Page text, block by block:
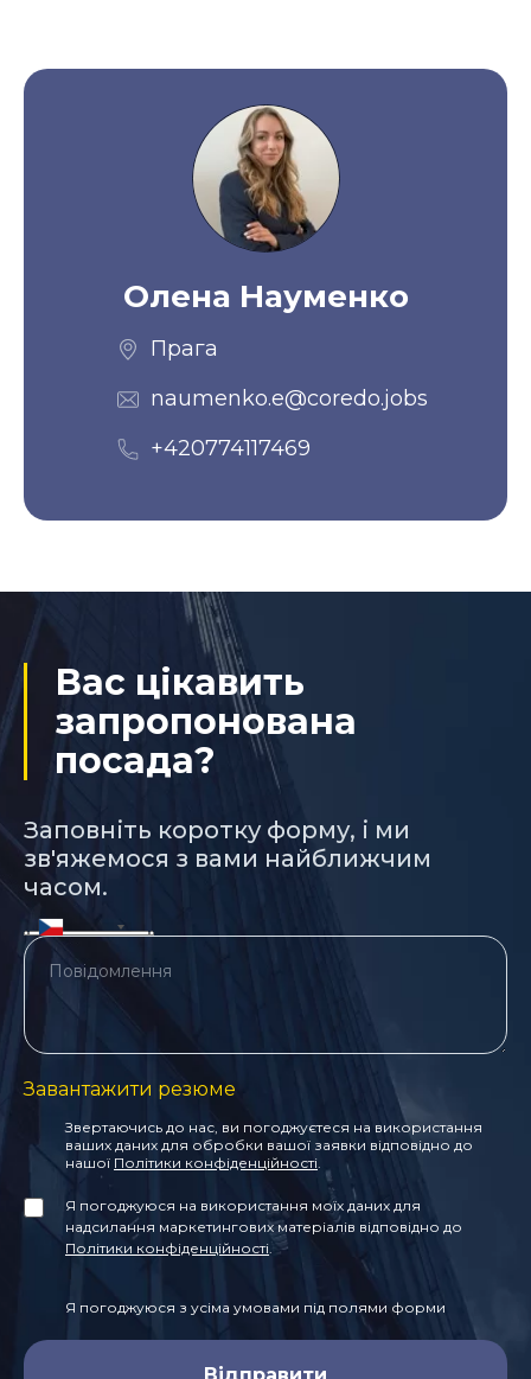
Олена Науменко
Прага
naumenko.e@coredo.jobs
+420774117469
Вас цікавить
запропонована
посада?
Заповніть коротку форму, і ми
зв'яжемося з вами найближчим
часом.
Завантажити резюме
Звертаючись до нас, ви погоджуєтеся на використання
ваших даних для обробки вашої заявки відповідно до
нашої Політики конфіденційності.
Я погоджуюся на використання моїх даних для
надсилання маркетингових матеріалів відповідно до
Політики конфіденційності.
Я погоджуюся з усіма умовами під полями форми